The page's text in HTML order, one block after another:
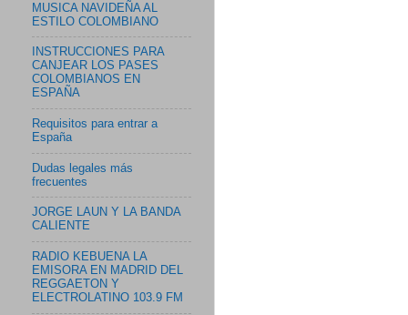
MUSICA NAVIDEÑA AL
ESTILO COLOMBIANO
INSTRUCCIONES PARA
CANJEAR LOS PASES
COLOMBIANOS EN
ESPAÑA
Requisitos para entrar a
España
Dudas legales más
frecuentes
JORGE LAUN Y LA BANDA
CALIENTE
RADIO KEBUENA LA
EMISORA EN MADRID DEL
REGGAETON Y
ELECTROLATINO 103.9 FM